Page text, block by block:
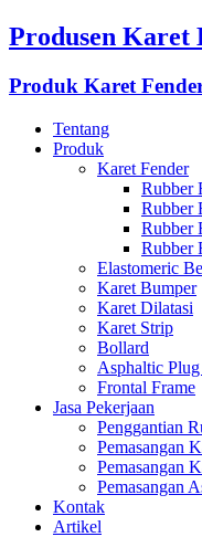
Produsen Karet
Produk Karet
Tentang
Produk
Karet Fender
Rubber
Rubber
Rubber
Rubber
Elastomeric
Karet Bumper
Karet Dilatasi
Karet Strip
Bollard
Asphaltic
Frontal Frame
Jasa Pekerjaan
Penggantian
Pemasangan
Pemasangan
Pemasangan
Kontak
Artikel